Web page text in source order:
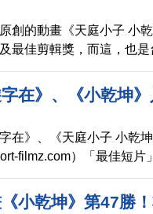
創的動畫《天庭小子 小
最佳剪輯獎，而這，也
在》、《小乾坤
在》、《天庭小子 小乾
filmz.com）「最佳短片
小乾坤》第47勝